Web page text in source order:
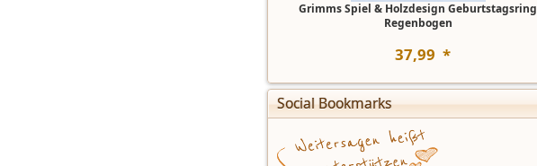
Grimms Spiel & Holzdesign Geburtstagsring
Regenbogen
37,99 *
Social Bookmarks